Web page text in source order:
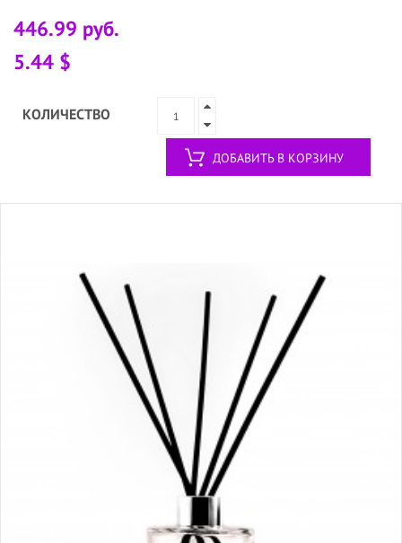
446.99 руб.
5.44 $
КОЛИЧЕСТВО
ДОБАВИТЬ В КОРЗИНУ